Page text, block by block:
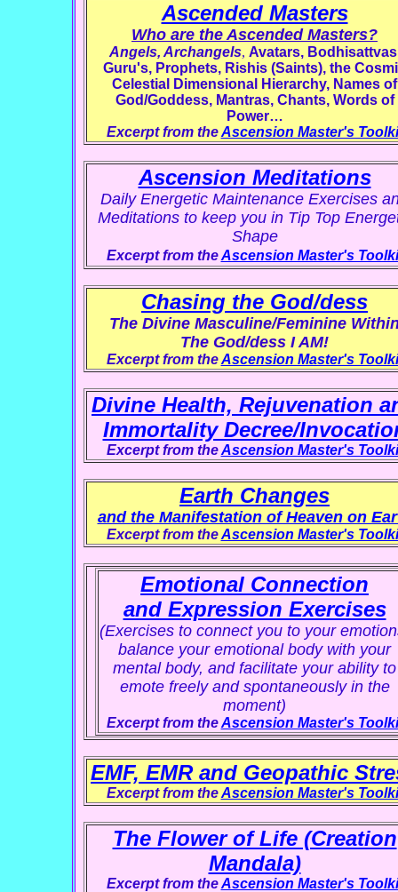
Ascended Masters
Who are the Ascended Masters?
Angels, Archangels, Avatars,
Guru's, Prophets, Rishis (Saints), the
Celestial Dimensional Hierarchy, Names of
God/Goddess, Mantras, Chants, Words of
Power…
Excerpt from theAscension Master's
Ascension Meditations
Daily Energetic Maintenance Exercises
Meditations to keep you in Tip Top
Shape
Excerpt from theAscension Master's
Chasing the God/dess
The Divine Masculine/Feminine
The God/dess I AM!
Excerpt from theAscension Master's
Divine Health, Rejuvenation
Immortality Decree/
Excerpt from theAscension Master's
Earth Changes
and the Manifestation of Heaven on
Excerpt from theAscension Master's
Emotional Connection
and Expression Exercises
(Exercises to connect you to your
balance your emotional body with your
mental body, and facilitate your ability to
emote freely and spontaneously in the
moment)
Excerpt from theAscension Master's
EMF, EMR and Geopathic
Excerpt from theAscension Master's
The Flower of Life (Creation
Mandala)
Excerpt from theAscension Master's